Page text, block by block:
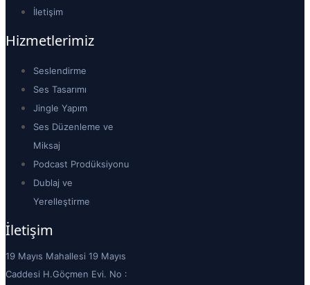
İletişim
Hizmetlerimiz
Seslendirme
Ses Tasarımı
Jingle Yapım
Ses Düzenleme ve
Miksaj
Podcast Prodüksiyonu
Dublaj ve
Yerelleştirme
İletişim
19 Mayıs Mahallesi 19 Mayıs
Caddesi H.Göçmen Evi. No :